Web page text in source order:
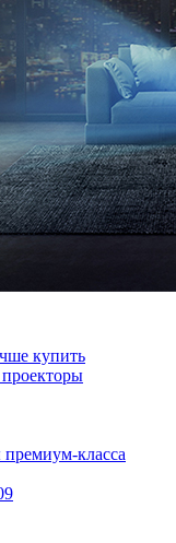
купить
класса